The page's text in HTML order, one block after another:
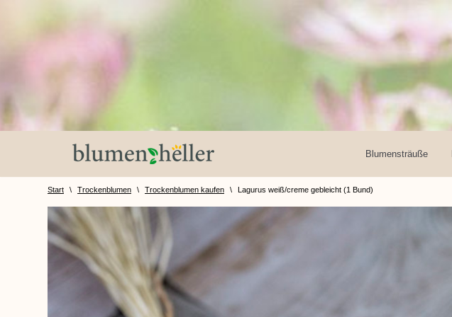
Blumensträuße
Start \ Trockenblumen \ Trockenblumen kaufen \ Lagurus weiß/creme gebleicht (1 Bund)